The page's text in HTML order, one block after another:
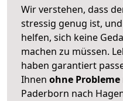
Wir verstehen, dass
stressig genug ist,
helfen, sich keine
machen zu müssen.
haben garantiert
Ihnen ohne Probleme
Paderborn nach